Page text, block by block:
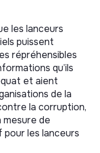
les lanceurs
puissent
répréhensibles
qu’ils
et aient
de la
la corruption,
de
les lanceurs